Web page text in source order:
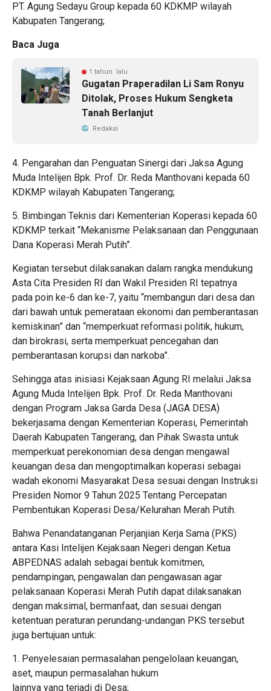
PT. Agung Sedayu Group kepada 60 KDKMP wilayah
Kabupaten Tangerang;
Baca Juga
1 tahun lalu
Gugatan Praperadilan Li Sam Ronyu
Ditolak, Proses Hukum Sengketa
Tanah Berlanjut
Redaksi
4. Pengarahan dan Penguatan Sinergi dari Jaksa Agung
Muda Intelijen Bpk. Prof. Dr. Reda Manthovani kepada 60
KDKMP wilayah Kabupaten Tangerang;
5. Bimbingan Teknis dari Kementerian Koperasi kepada 60
KDKMP terkait “Mekanisme Pelaksanaan dan Penggunaan
Dana Koperasi Merah Putih”.
Kegiatan tersebut dilaksanakan dalam rangka mendukung
Asta Cita Presiden RI dan Wakil Presiden RI tepatnya
pada poin ke-6 dan ke-7, yaitu “membangun dari desa dan
dari bawah untuk pemerataan ekonomi dan pemberantasan
kemiskinan” dan “memperkuat reformasi politik, hukum,
dan birokrasi, serta memperkuat pencegahan dan
pemberantasan korupsi dan narkoba”.
Sehingga atas inisiasi Kejaksaan Agung RI melalui Jaksa
Agung Muda Intelijen Bpk. Prof. Dr. Reda Manthovani
dengan Program Jaksa Garda Desa (JAGA DESA)
bekerjasama dengan Kementerian Koperasi, Pemerintah
Daerah Kabupaten Tangerang, dan Pihak Swasta untuk
memperkuat perekonomian desa dengan mengawal
keuangan desa dan mengoptimalkan koperasi sebagai
wadah ekonomi Masyarakat Desa sesuai dengan Instruksi
Presiden Nomor 9 Tahun 2025 Tentang Percepatan
Pembentukan Koperasi Desa/Kelurahan Merah Putih.
Bahwa Penandatanganan Perjanjian Kerja Sama (PKS)
antara Kasi Intelijen Kejaksaan Negeri dengan Ketua
ABPEDNAS adalah sebagai bentuk komitmen,
pendampingan, pengawalan dan pengawasan agar
pelaksanaan Koperasi Merah Putih dapat dilaksanakan
dengan maksimal, bermanfaat, dan sesuai dengan
ketentuan peraturan perundang-undangan PKS tersebut
juga bertujuan untuk:
1. Penyelesaian permasalahan pengelolaan keuangan,
aset, maupun permasalahan hukum
lainnya yang terjadi di Desa;